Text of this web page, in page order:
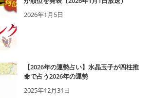
2026年1月5日
【2026年の運勢占い】水晶玉子が四柱推
命で占う2026年の運勢
2025年12月31日